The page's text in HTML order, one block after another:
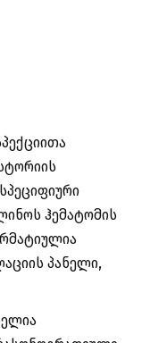
ჰემატომის
პანელი,